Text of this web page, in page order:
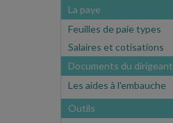
La paye
Feuilles de paie types
Salaires et cotisations
Documents du dirigeant
Les aides à l'embauche
Outils